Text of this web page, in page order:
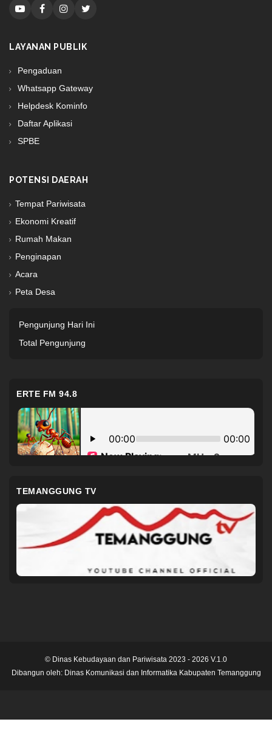
LAYANAN PUBLIK
Pengaduan
Whatsapp Gateway
Helpdesk Kominfo
Daftar Aplikasi
SPBE
POTENSI DAERAH
Tempat Pariwisata
Ekonomi Kreatif
Rumah Makan
Penginapan
Acara
Peta Desa
Pengunjung Hari Ini
Total Pengunjung
ERTE FM 94.8
TEMANGGUNG TV
© Dinas Kebudayaan dan Pariwisata 2023 - 2026 V.1.0
Dibangun oleh: Dinas Komunikasi dan Informatika Kabupaten Temanggung